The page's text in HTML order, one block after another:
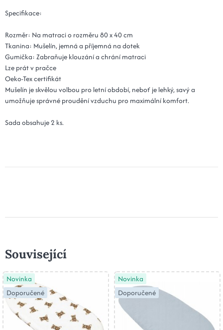
Specifikace:
Rozměr: Na matraci o rozměru 80 x 40 cm
Tkanina: Mušelín, jemná a příjemná na dotek
Gumička: Zabraňuje klouzání a chrání matraci
Lze prát v pračce
Oeko-Tex certifikát
Mušelín je skvělou volbou pro letní období, neboť je lehký, savý a
umožňuje správné proudění vzduchu pro maximální komfort.
Sada obsahuje 2 ks.
Související
Novinka
Doporučené
Novinka
Doporučené